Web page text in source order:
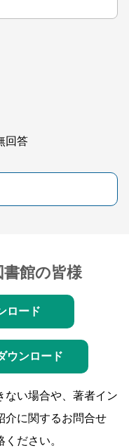
回答
館の皆様
ロード
ウンロード
ない場合や、著者イン
介に関するお問合せ
ださい。